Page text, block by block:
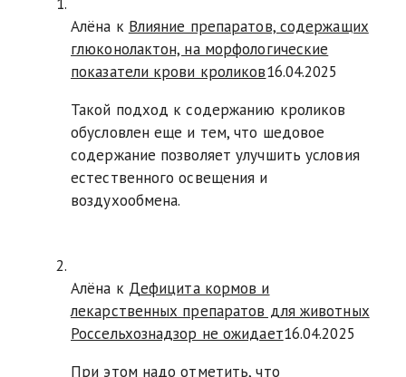
Алёна к Влияние препаратов, содержащих
глюконолактон, на морфологические
показатели крови кроликов16.04.2025
Такой подход к содержанию кроликов
обусловлен еще и тем, что шедовое
содержание позволяет улучшить условия
естественного освещения и
воздухообмена.
Алёна к Дефицита кормов и
лекарственных препаратов для животных
Россельхознадзор не ожидает16.04.2025
При этом надо отметить, что